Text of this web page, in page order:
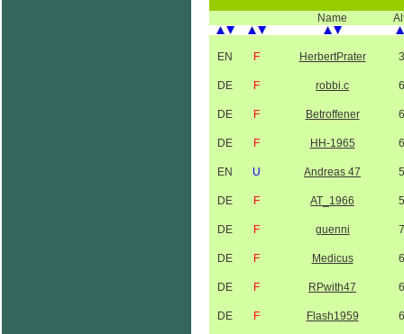
Name
EN F HerbertPrater
DE F robbi.c
DE F Betroffener
DE F HH-1965
EN U Andreas 47
DE F AT_1966
DE F guenni
DE F Medicus
DE F RPwith47
DE F Flash1959